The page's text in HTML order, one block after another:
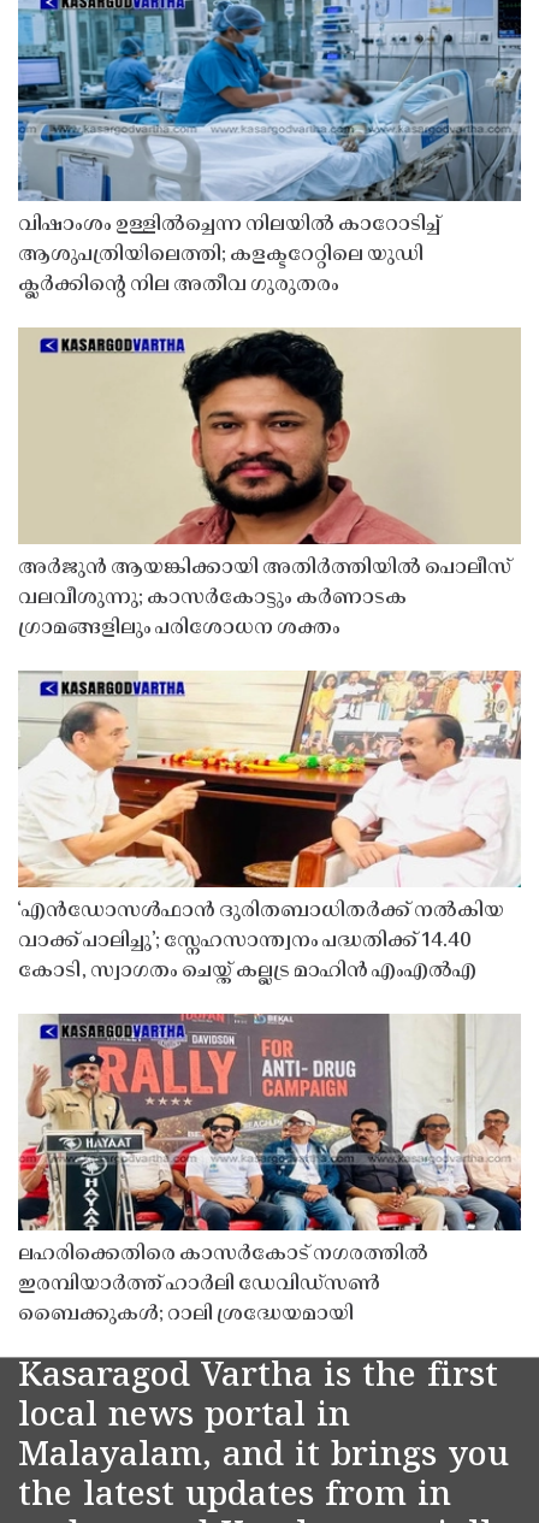
വിഷാംശം ഉള്ളിൽച്ചെന്ന നിലയിൽ കാറോടിച്ച്
ആശുപത്രിയിലെത്തി; കളക്ടറേറ്റിലെ യുഡി
ക്ലർക്കിൻ്റെ നില അതീവ ഗുരുതരം
അർജുൻ ആയങ്കിക്കായി അതിർത്തിയിൽ പൊലീസ്
വലവീശുന്നു; കാസർകോട്ടും കർണാടക
ഗ്രാമങ്ങളിലും പരിശോധന ശക്തം
‘എൻഡോസൾഫാൻ ദുരിതബാധിതർക്ക് നൽകിയ
വാക്ക് പാലിച്ചു’; സ്നേഹസാന്ത്വനം പദ്ധതിക്ക് 14.40
കോടി, സ്വാഗതം ചെയ്ത് കല്ലട്ര മാഹിൻ എംഎൽഎ
ലഹരിക്കെതിരെ കാസർകോട് നഗരത്തിൽ
ഇരമ്പിയാർത്ത് ഹാർലി ഡേവിഡ്‌സൺ
ബൈക്കുകൾ; റാലി ശ്രദ്ധേയമായി
Kasaragod Vartha is the first
local news portal in
Malayalam, and it brings you
the latest updates from in